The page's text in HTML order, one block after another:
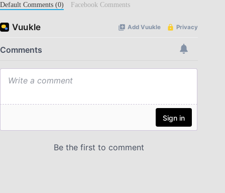
Default Comments (0) Facebook Comments